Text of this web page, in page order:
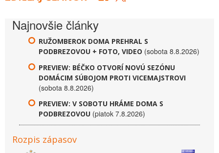
Najnovšie články
RUŽOMBEROK DOMA PREHRAL S
PODBREZOVOU + FOTO, VIDEO (sobota 8.8.2026)
PREVIEW: BÉČKO OTVORÍ NOVÚ SEZÓNU
DOMÁCIM SÚBOJOM PROTI VICEMAJSTROVI
(sobota 8.8.2026)
PREVIEW: V SOBOTU HRÁME DOMA S
PODBREZOVOU (piatok 7.8.2026)
Rozpis zápasov